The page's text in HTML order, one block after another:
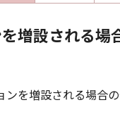
増設される場
を増設される場合の